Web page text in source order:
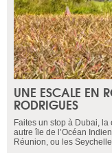
UNE ESCALE EN
RODRIGUES
Faites un stop à Dubai,
autre île de l’Océan
Réunion, ou les